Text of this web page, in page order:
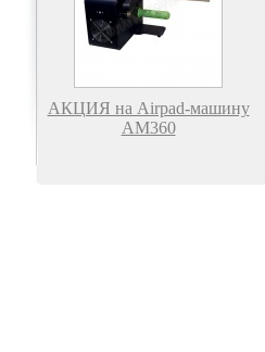
АКЦИЯ на Airpad-машину
АМ360